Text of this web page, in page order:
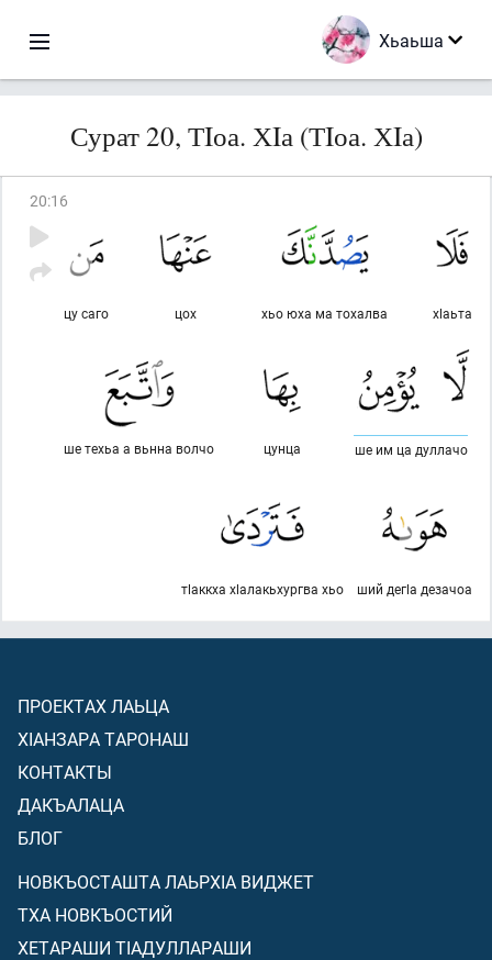
Хьаьша
Сурат 20, ТIоа. ХIа (ТIоа. ХIа)
20:16
хlаьта
хьо юха ма тохалва
цох
цу саго
ше им ца дуллачо
цунца
ше техьа а вьнна волчо
ший дегlа дезачоа
тlаккха хlалакьхургва хьо
ПРОЕКТАХ ЛАЬЦА
ХIАНЗАРА ТАРОНАШ
КОНТАКТЫ
ДАКЪАЛАЦА
БЛОГ
НОВКЪОСТАШТА ЛАЬРХIА ВИДЖЕТ
ТХА НОВКЪОСТИЙ
ХЕТАРАШИ ТIАДУЛЛАРАШИ